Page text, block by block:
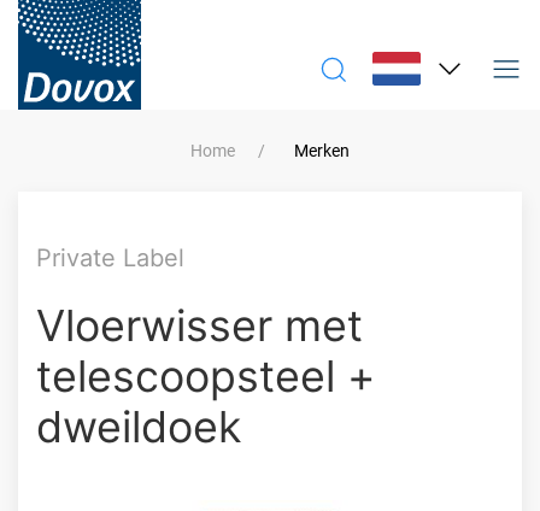
Home Merken
Vloerwisser met
telescoopsteel +
dweildoek
Private Label